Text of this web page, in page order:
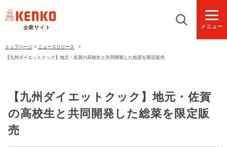
企業サイト メニュー
トップページ > ニュースリリース >
【九州ダイエットクック】地元・佐賀の高校生と共同開発した総菜を限定販売
【九州ダイエットクック】地元・佐賀
の高校生と共同開発した総菜を限定販
売